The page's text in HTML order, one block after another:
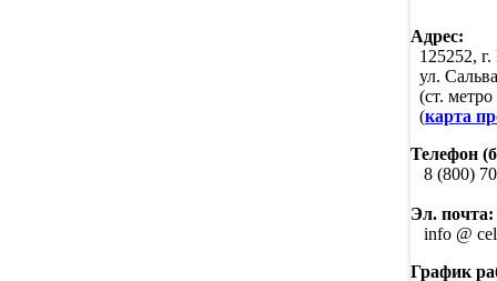
Адрес:
125252,
ул.
(ст.
(карта
Телефон
8 (800)
Эл. почта:
info @
График